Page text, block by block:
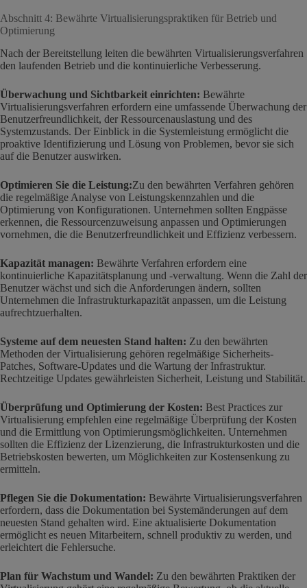
Abschnitt 4: Bewährte Virtualisierungspraktiken für Betrieb und
Optimierung
Nach der Bereitstellung leiten die bewährten Virtualisierungsverfahren
den laufenden Betrieb und die kontinuierliche Verbesserung.
Überwachung und Sichtbarkeit einrichten: Bewährte
Virtualisierungsverfahren erfordern eine umfassende Überwachung der
Benutzerfreundlichkeit, der Ressourcenauslastung und des
Systemzustands. Der Einblick in die Systemleistung ermöglicht die
proaktive Identifizierung und Lösung von Problemen, bevor sie sich
auf die Benutzer auswirken.
Optimieren Sie die Leistung:Zu den bewährten Verfahren gehören
die regelmäßige Analyse von Leistungskennzahlen und die
Optimierung von Konfigurationen. Unternehmen sollten Engpässe
erkennen, die Ressourcenzuweisung anpassen und Optimierungen
vornehmen, die die Benutzerfreundlichkeit und Effizienz verbessern.
Kapazität managen: Bewährte Verfahren erfordern eine
kontinuierliche Kapazitätsplanung und -verwaltung. Wenn die Zahl der
Benutzer wächst und sich die Anforderungen ändern, sollten
Unternehmen die Infrastrukturkapazität anpassen, um die Leistung
aufrechtzuerhalten.
Systeme auf dem neuesten Stand halten: Zu den bewährten
Methoden der Virtualisierung gehören regelmäßige Sicherheits-
Patches, Software-Updates und die Wartung der Infrastruktur.
Rechtzeitige Updates gewährleisten Sicherheit, Leistung und Stabilität.
Überprüfung und Optimierung der Kosten: Best Practices zur
Virtualisierung empfehlen eine regelmäßige Überprüfung der Kosten
und die Ermittlung von Optimierungsmöglichkeiten. Unternehmen
sollten die Effizienz der Lizenzierung, die Infrastrukturkosten und die
Betriebskosten bewerten, um Möglichkeiten zur Kostensenkung zu
ermitteln.
Pflegen Sie die Dokumentation: Bewährte Virtualisierungsverfahren
erfordern, dass die Dokumentation bei Systemänderungen auf dem
neuesten Stand gehalten wird. Eine aktualisierte Dokumentation
ermöglicht es neuen Mitarbeitern, schnell produktiv zu werden, und
erleichtert die Fehlersuche.
Plan für Wachstum und Wandel: Zu den bewährten Praktiken der